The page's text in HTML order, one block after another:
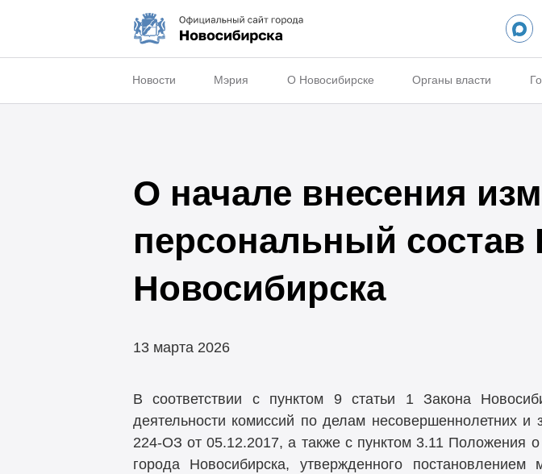
Новости Мэрия О Новосибирске Органы власти
О начале внесения
персональный
Новосибирска
13 марта 2026
В соответствии с пунктом 9 статьи 1 Закона
деятельности комиссий по делам несовершеннолетних
224-ОЗ от 05.12.2017, а также с пунктом 3.11 Положения
города Новосибирска, утвержденного